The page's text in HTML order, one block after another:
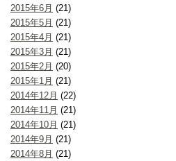
2015年6月 (21)
2015年5月 (21)
2015年4月 (21)
2015年3月 (21)
2015年2月 (20)
2015年1月 (21)
2014年12月 (22)
2014年11月 (21)
2014年10月 (21)
2014年9月 (21)
2014年8月 (21)